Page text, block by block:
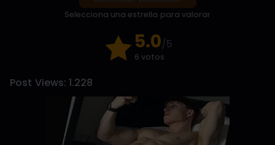
Selecciona una estrella para valorar
5.0/5
6 votos
Post Views: 1.228